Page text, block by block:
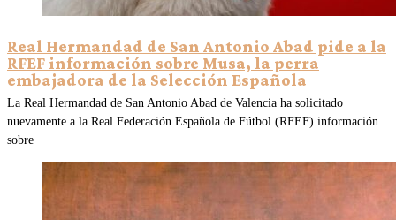
Real Hermandad de San Antonio Abad pide a la
RFEF información sobre Musa, la perra
embajadora de la Selección Española
La Real Hermandad de San Antonio Abad de Valencia ha solicitado
nuevamente a la Real Federación Española de Fútbol (RFEF) información
sobre